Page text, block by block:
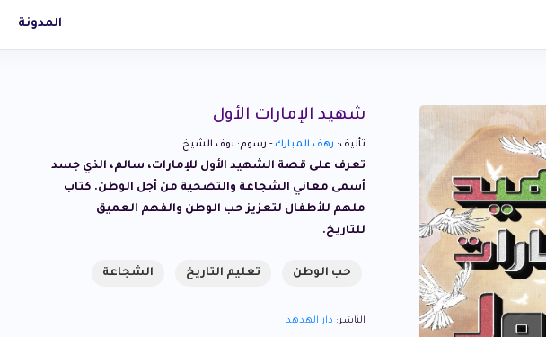
المدونة
شهيد الإمارات الأول
تأليف: رهف المبارك - رسوم: نوف الشيخ
تعرف على قصة الشهيد الأول للإمارات، سالم، الذي جسد
أسمى معاني الشجاعة والتضحية من أجل الوطن. كتاب
ملهم للأطفال لتعزيز حب الوطن والفهم العميق
للتاريخ.
حب الوطن تعليم التاريخ الشجاعة
الناشر: دار الهدهد